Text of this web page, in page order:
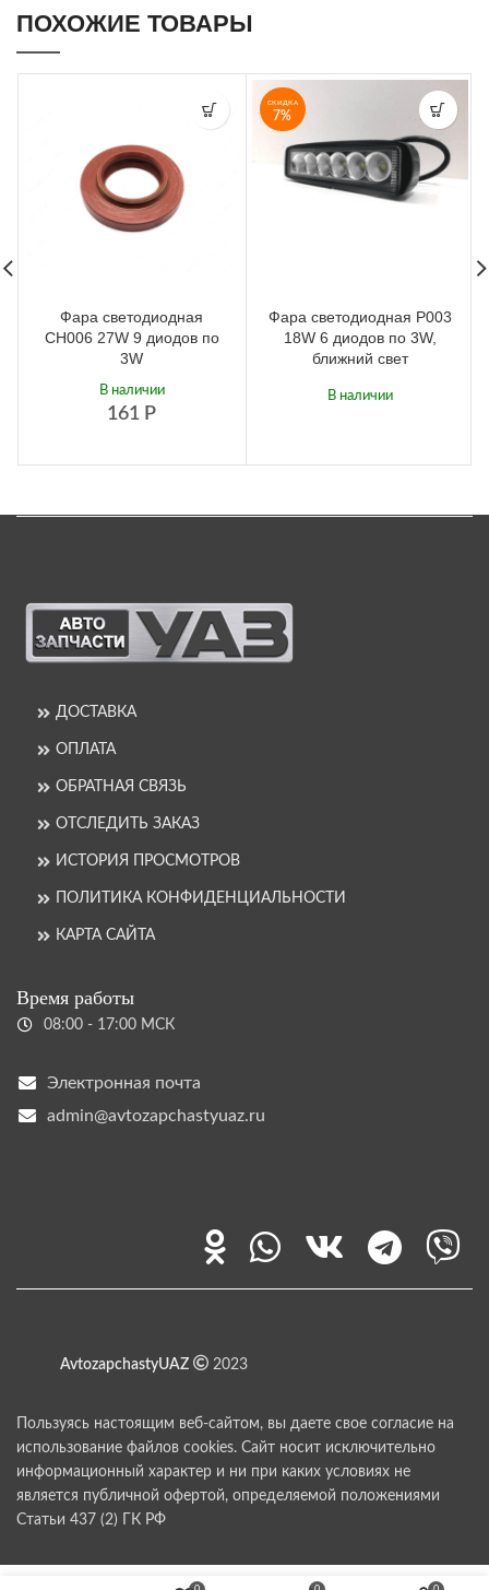
ПОХОЖИЕ ТОВАРЫ
Фара светодиодная
CH006 27W 9 диодов по
3W
161 Р
В наличии
СКИДКА
7%
Фара светодиодная P003
18W 6 диодов по 3W,
ближний свет
В наличии
ДОСТАВКА
ОПЛАТА
ОБРАТНАЯ СВЯЗЬ
ОТСЛЕДИТЬ ЗАКАЗ
ИСТОРИЯ ПРОСМОТРОВ
ПОЛИТИКА КОНФИДЕНЦИАЛЬНОСТИ
КАРТА САЙТА
Время работы
08:00 - 17:00 МСК
Электронная почта
admin@avtozapchastyuaz.ru
AvtozapchastyUAZ 2023
Пользуясь настоящим веб-сайтом, вы даете свое согласие на
использование файлов cookies. Сайт носит исключительно
информационный характер и ни при каких условиях не
является публичной офертой, определяемой положениями
Статьи 437 (2) ГК РФ